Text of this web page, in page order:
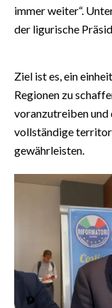
INFO AZIENDE
ABBONATI
NECROLOGI
PUBBLICITÀ
SPIAGGE
STORE
immer weiter“.
der ligurische
Ziel ist es, ein
Regionen zu
voranzutreiben und
vollständige
gewährleisten.